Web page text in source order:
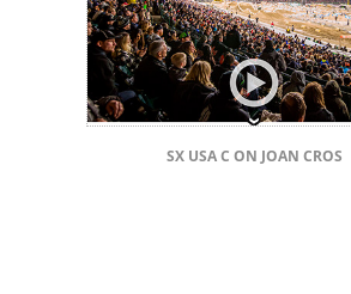
SX USA C ON JOAN CROS